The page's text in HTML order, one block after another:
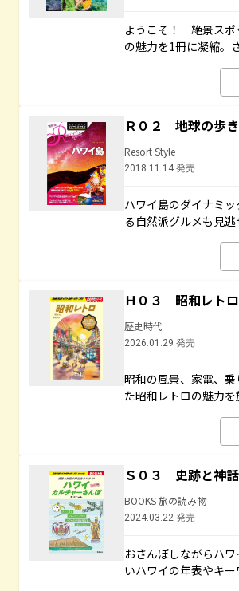
ようこそ！ 絶景スポ
の魅力を1冊に凝縮。
Ｒ０２ 地球の歩
Resort Style
2018.11.14 発売
ハワイ島のダイナミ
る自然派グルメも見逃
Ｈ０３ 昭和レトロ
歴史時代
2026.01.29 発売
昭和の風景、家電、
た昭和レトロの魅力を
Ｓ０３ 史跡と神
BOOKS 旅の読み物
2024.03.22 発売
おさんぽしながらハ
いハワイの年表やキ